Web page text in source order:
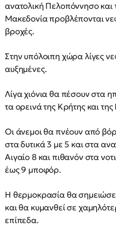
ανατολική Πελοπόννησο και
Μακεδονία προβλέπονται
βροχές.
Στην υπόλοιπη χώρα λίγες
αυξημένες.
Λίγα χιόνια θα πέσουν στα
τα ορεινά της Κρήτης και της
Οι άνεμοι θα πνέουν από
στα δυτικά 3 με 5 και στα
Αιγαίο 8 και πιθανόν στα
έως 9 μποφόρ.
Η θερμοκρασία θα
και θα κυμανθεί σε
επίπεδα.